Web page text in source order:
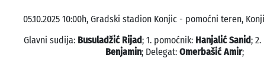
05.10.2025 10:00h, Gradski stadion Konjic - pomoćni teren,
Glavni sudija: Busuladžić Rijad; 1. pomoćnik: Hanjalić Sanid;
Benjamin; Delegat: Omerbašić Amir;